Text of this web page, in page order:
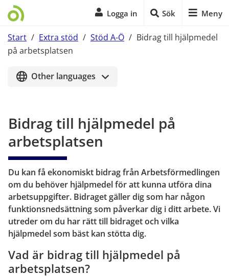
Logga in Sök Meny
Start / Extra stöd / Stöd A-Ö / Bidrag till hjälpmedel
på arbetsplatsen
Other languages
Bidrag till hjälpmedel på
arbetsplatsen
Du kan få ekonomiskt bidrag från Arbetsförmedlingen
om du behöver hjälpmedel för att kunna utföra dina
arbetsuppgifter. Bidraget gäller dig som har någon
funktionsnedsättning som påverkar dig i ditt arbete. Vi
utreder om du har rätt till bidraget och vilka
hjälpmedel som bäst kan stötta dig.
Vad är bidrag till hjälpmedel på
arbetsplatsen?